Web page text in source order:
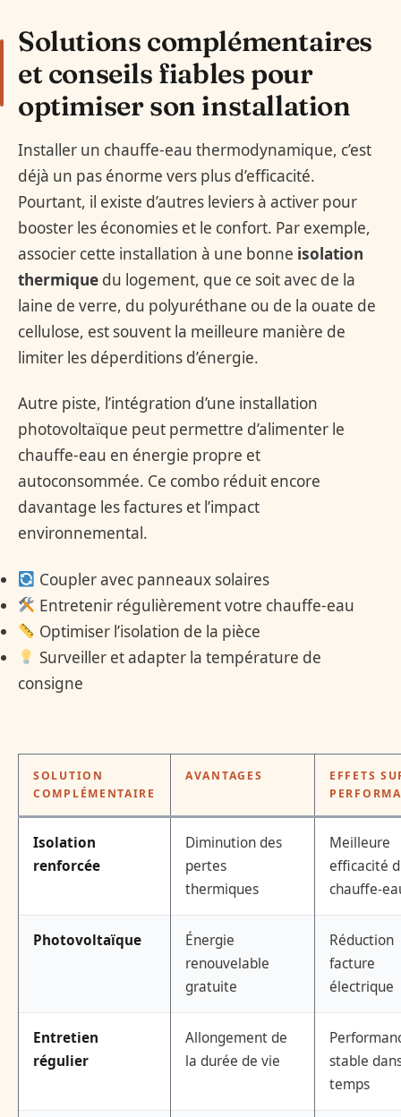
Solutions complémentaires
et conseils fiables pour
optimiser son installation
Installer un chauffe-eau thermodynamique, c’est
déjà un pas énorme vers plus d’efficacité.
Pourtant, il existe d’autres leviers à activer pour
booster les économies et le confort. Par exemple,
associer cette installation à une bonne isolation
thermique du logement, que ce soit avec de la
laine de verre, du polyuréthane ou de la ouate de
cellulose, est souvent la meilleure manière de
limiter les déperditions d’énergie.
Autre piste, l’intégration d’une installation
photovoltaïque peut permettre d’alimenter le
chauffe-eau en énergie propre et
autoconsommée. Ce combo réduit encore
davantage les factures et l’impact
environnemental.
Coupler avec panneaux solaires
Entretenir régulièrement votre chauffe-eau
Optimiser l’isolation de la pièce
Surveiller et adapter la température de
consigne
SOLUTION
COMPLÉMENTAIRE
AVANTAGES
EFFETS
Isolation
renforcée
Diminution des
pertes
thermiques
Meilleure
efficacité
chauffe-
Photovoltaïque
Énergie
renouvelable
gratuite
Réduction
facture
électrique
Entretien
régulier
Allongement de
la durée de vie
stable
temps